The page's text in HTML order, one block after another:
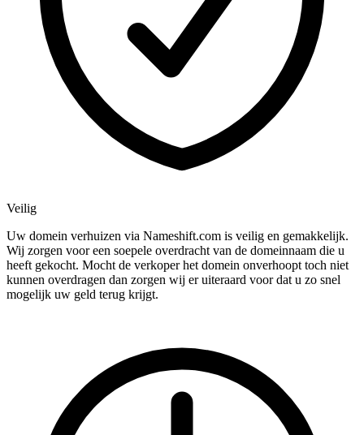
Veilig
Uw domein verhuizen via Nameshift.com is veilig en gemakkelijk.
Wij zorgen voor een soepele overdracht van de domeinnaam die u
heeft gekocht. Mocht de verkoper het domein onverhoopt toch niet
kunnen overdragen dan zorgen wij er uiteraard voor dat u zo snel
mogelijk uw geld terug krijgt.